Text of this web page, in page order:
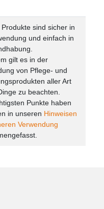
sind sicher in
und einfach in
gilt es in der
von Pflege- und
aller Art
zu beachten.
Punkte haben
in unseren Hinweisen
Verwendung